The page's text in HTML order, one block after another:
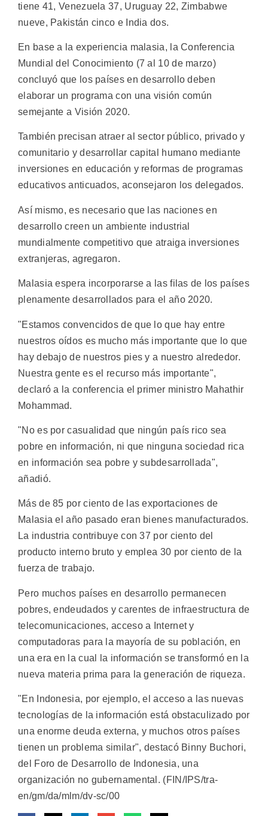
tiene 41, Venezuela 37, Uruguay 22, Zimbabwe
nueve, Pakistán cinco e India dos.
En base a la experiencia malasia, la Conferencia
Mundial del Conocimiento (7 al 10 de marzo)
concluyó que los países en desarrollo deben
elaborar un programa con una visión común
semejante a Visión 2020.
También precisan atraer al sector público, privado y
comunitario y desarrollar capital humano mediante
inversiones en educación y reformas de programas
educativos anticuados, aconsejaron los delegados.
Así mismo, es necesario que las naciones en
desarrollo creen un ambiente industrial
mundialmente competitivo que atraiga inversiones
extranjeras, agregaron.
Malasia espera incorporarse a las filas de los países
plenamente desarrollados para el año 2020.
"Estamos convencidos de que lo que hay entre
nuestros oídos es mucho más importante que lo que
hay debajo de nuestros pies y a nuestro alrededor.
Nuestra gente es el recurso más importante",
declaró a la conferencia el primer ministro Mahathir
Mohammad.
"No es por casualidad que ningún país rico sea
pobre en información, ni que ninguna sociedad rica
en información sea pobre y subdesarrollada",
añadió.
Más de 85 por ciento de las exportaciones de
Malasia el año pasado eran bienes manufacturados.
La industria contribuye con 37 por ciento del
producto interno bruto y emplea 30 por ciento de la
fuerza de trabajo.
Pero muchos países en desarrollo permanecen
pobres, endeudados y carentes de infraestructura de
telecomunicaciones, acceso a Internet y
computadoras para la mayoría de su población, en
una era en la cual la información se transformó en la
nueva materia prima para la generación de riqueza.
"En Indonesia, por ejemplo, el acceso a las nuevas
tecnologías de la información está obstaculizado por
una enorme deuda externa, y muchos otros países
tienen un problema similar", destacó Binny Buchori,
del Foro de Desarrollo de Indonesia, una
organización no gubernamental. (FIN/IPS/tra-
en/gm/da/mlm/dv-sc/00